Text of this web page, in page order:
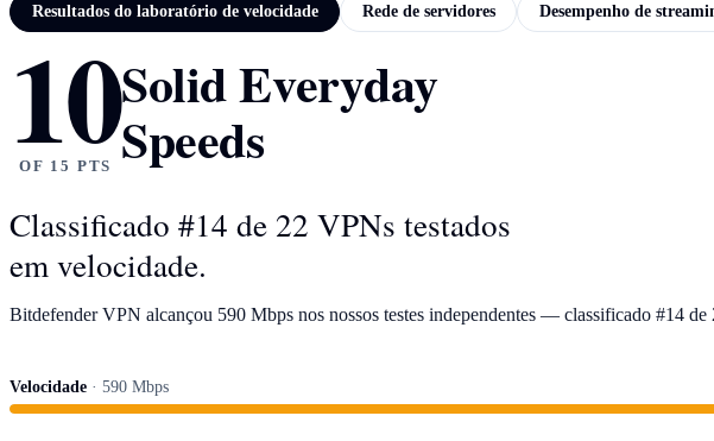
Resultados do laboratório de velocidade Rede de servidores Desempenho de
10
OF 15 PTS
Solid Everyday
Speeds
Classificado #14 de 22 VPNs testados
em velocidade.
Bitdefender VPN alcançou 590 Mbps nos nossos testes independentes — classificado #14 de
Velocidade · 590 Mbps